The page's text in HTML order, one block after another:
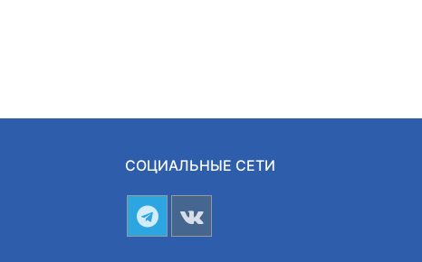
СОЦИАЛЬНЫЕ СЕТИ